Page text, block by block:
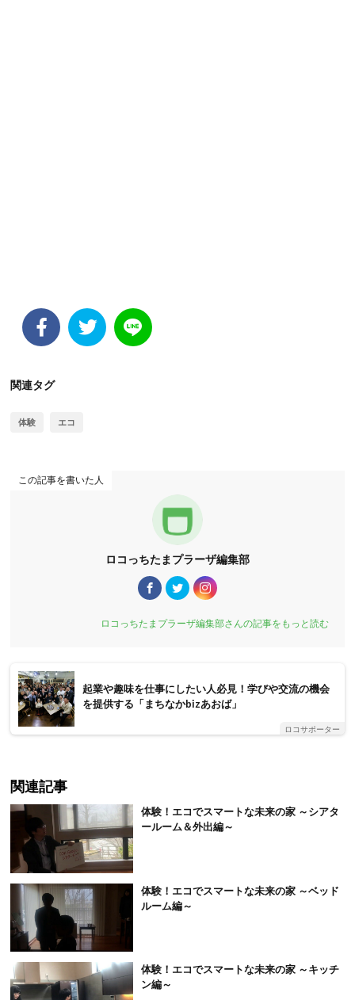
関連タグ
体験 エコ
この記事を書いた人
ロコっちたまプラーザ編集部
ロコっちたまプラーザ編集部さんの記事をもっと読む
起業や趣味を仕事にしたい人必見！学びや交流の機会
を提供する「まちなかbizあおば」
ロコサポーター
関連記事
体験！エコでスマートな未来の家 ～シアタ
ールーム＆外出編～
体験！エコでスマートな未来の家 ～ベッド
ルーム編～
体験！エコでスマートな未来の家 ～キッチ
ン編～